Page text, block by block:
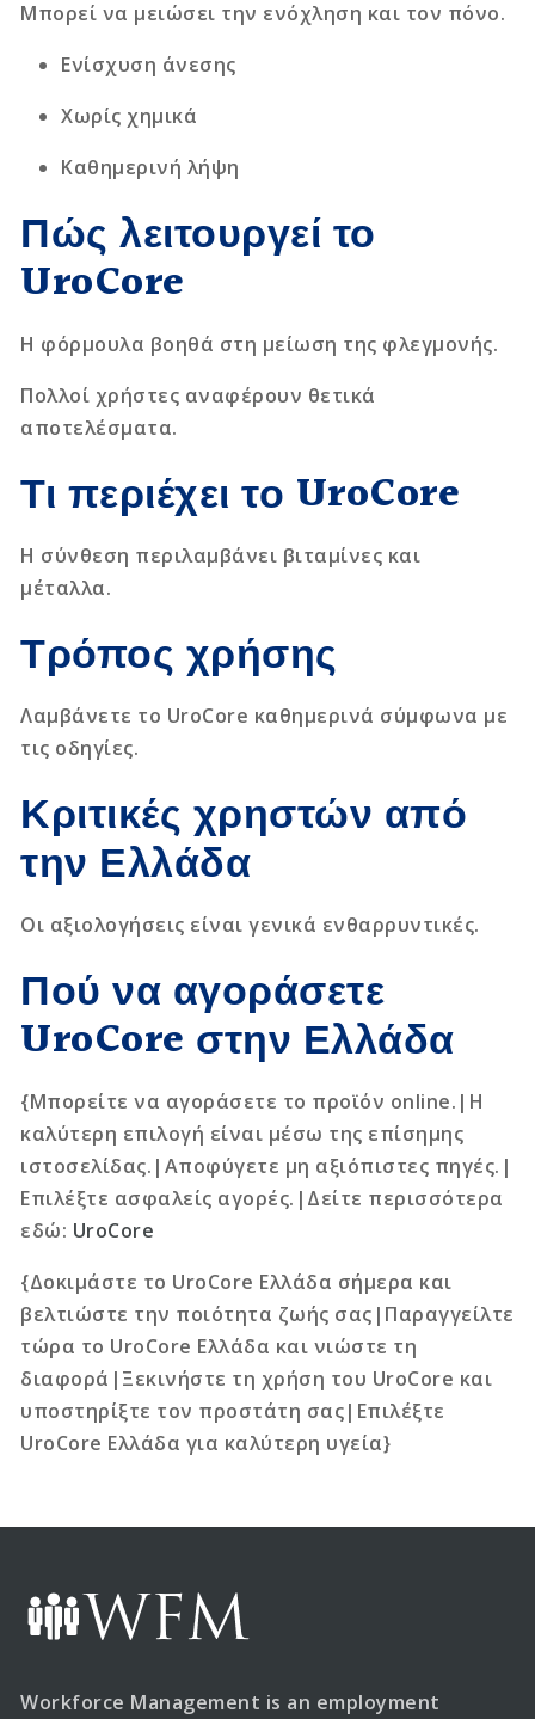
Μπορεί να μειώσει την ενόχληση και τον πόνο.
Ενίσχυση άνεσης
Χωρίς χημικά
Καθημερινή λήψη
Πώς λειτουργεί το
UroCore
Η φόρμουλα βοηθά στη μείωση της φλεγμονής.
Πολλοί χρήστες αναφέρουν θετικά
αποτελέσματα.
Τι περιέχει το UroCore
Η σύνθεση περιλαμβάνει βιταμίνες και
μέταλλα.
Τρόπος χρήσης
Λαμβάνετε το UroCore καθημερινά σύμφωνα με
τις οδηγίες.
Κριτικές χρηστών από
την Ελλάδα
Οι αξιολογήσεις είναι γενικά ενθαρρυντικές.
Πού να αγοράσετε
UroCore στην Ελλάδα
{Μπορείτε να αγοράσετε το προϊόν online.|Η
καλύτερη επιλογή είναι μέσω της επίσημης
ιστοσελίδας.|Αποφύγετε μη αξιόπιστες πηγές.|
Επιλέξτε ασφαλείς αγορές.|Δείτε περισσότερα
εδώ: UroCore
{Δοκιμάστε το UroCore Ελλάδα σήμερα και
βελτιώστε την ποιότητα ζωής σας|Παραγγείλτε
τώρα το UroCore Ελλάδα και νιώστε τη
διαφορά|Ξεκινήστε τη χρήση του UroCore και
υποστηρίξτε τον προστάτη σας|Επιλέξτε
UroCore Ελλάδα για καλύτερη υγεία}
Workforce Management is an employment